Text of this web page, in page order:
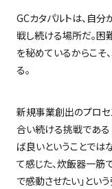
GCカタパルトは、自
戦し続ける場所だ。困
を秘めているからこそ
る。
新規事業創出のプロセ
合い続ける挑戦である
ば良いということでは
て感じた、炊飯器一筋
で感動させたい」とい